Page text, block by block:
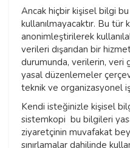
Ancak hiçbir kişisel bilgi
kullanılmayacaktır. Bu
anonimleştirilerek
verileri dışarıdan bir
durumunda, verilerin, veri
yasal düzenlemeler
teknik ve organizasyonel
Kendi isteğinizle kişisel
sistemkopi bu bilgileri
ziyaretçinin muvafakat
sınırlamalar dahilinde